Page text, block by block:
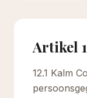
Artikel
12.1 Kalm